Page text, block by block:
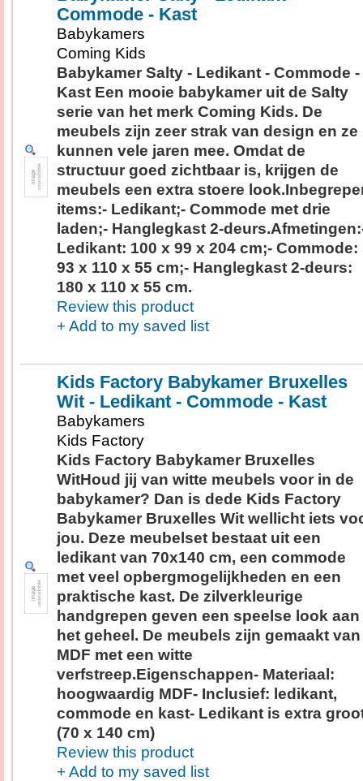
Commode - Kast
Babykamers
Coming Kids
Babykamer Salty - Ledikant - Commode -
Kast Een mooie babykamer uit de Salty
serie van het merk Coming Kids. De
meubels zijn zeer strak van design en ze
kunnen vele jaren mee. Omdat de
structuur goed zichtbaar is, krijgen de
meubels een extra stoere
items:- Ledikant;- Commode met drie
laden;- Hanglegkast 2-
Ledikant: 100 x 99 x 204 cm;- Commode:
93 x 110 x 55 cm;- Hanglegkast 2-deurs:
180 x 110 x 55 cm.
Review this product
+ Add to my saved list
Kids Factory Babykamer Bruxelles
Wit - Ledikant - Commode - Kast
Babykamers
Kids Factory
Kids Factory Babykamer Bruxelles
WitHoud jij van witte meubels voor in de
babykamer? Dan is dede Kids Factory
Babykamer Bruxelles Wit wellicht iets
jou. Deze meubelset bestaat uit een
ledikant van 70x140 cm, een commode
met veel opbergmogelijkheden en een
praktische kast. De zilverkleurige
handgrepen geven een speelse look aan
het geheel. De meubels zijn gemaakt van
MDF met een witte
verfstreep.Eigenschappen- Materiaal:
hoogwaardig MDF- Inclusief: ledikant,
commode en kast- Ledikant is extra
(70 x 140 cm)
Review this product
+ Add to my saved list